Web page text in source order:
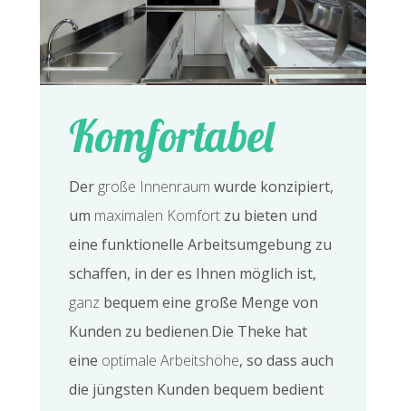
Komfortabel
Der große Innenraum wurde konzipiert,
um maximalen Komfort zu bieten und
eine funktionelle Arbeitsumgebung zu
schaffen, in der es Ihnen möglich ist,
ganz bequem eine große Menge von
Kunden zu bedienen.Die Theke hat
eine optimale Arbeitshöhe, so dass auch
die jüngsten Kunden bequem bedient